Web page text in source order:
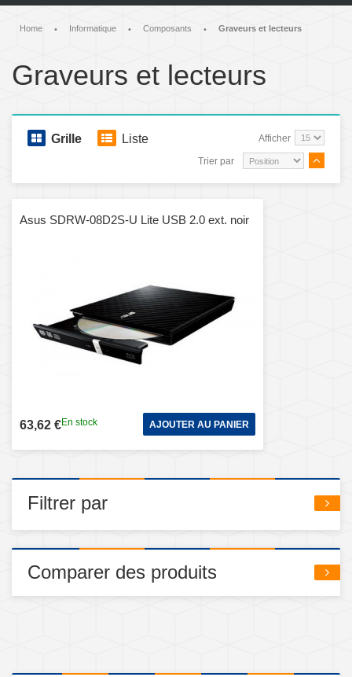
Home • Informatique • Composants • Graveurs et lecteurs
Graveurs et lecteurs
Grille Liste Afficher
Trier par
Asus SDRW-08D2S-U Lite USB 2.0 ext. noir
63,62 €En stock AJOUTER AU PANIER
Filtrer par
Comparer des produits